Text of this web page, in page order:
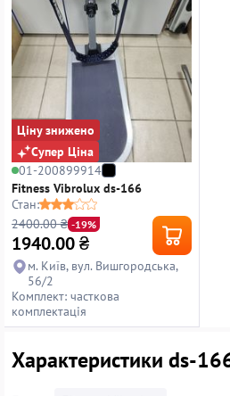
Ціну знижено
Супер Ціна
01-200899914
Fitness Vibrolux ds-166
Стан:
2400.00 ₴ -19%
1940.00₴
м. Київ, вул. Вишгородська,
56/2
Комплект: часткова
комплектація
Характеристики ds-